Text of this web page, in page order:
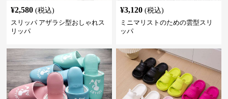
¥2,580 (税込)
スリッパ アザラシ型おしゃれス
リッパ
¥3,120 (税込)
ミニマリストのための雲型スリ
ッパ